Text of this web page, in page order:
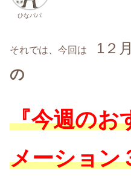
ひなパパ
それでは、今回は 1２月
の
『今週のお
メーション